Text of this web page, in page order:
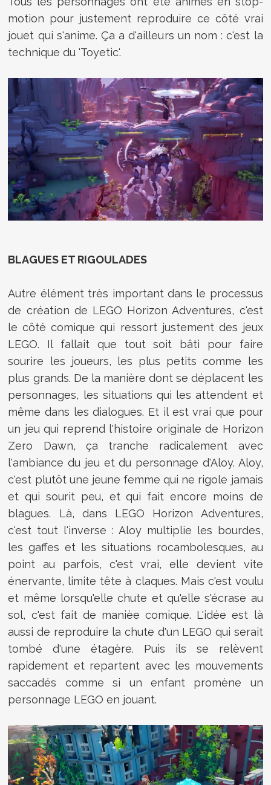
motion pour justement reproduire ce côté vrai
jouet qui s'anime. Ça a d'ailleurs un nom : c'est la
technique du 'Toyetic'.
BLAGUES ET RIGOULADES
Autre élément très important dans le processus
de création de LEGO Horizon Adventures, c'est
le côté comique qui ressort justement des jeux
LEGO. Il fallait que tout soit bâti pour faire
sourire les joueurs, les plus petits comme les
plus grands. De la manière dont se déplacent les
personnages, les situations qui les attendent et
même dans les dialogues. Et il est vrai que pour
un jeu qui reprend l'histoire originale de Horizon
Zero Dawn, ça tranche radicalement avec
l'ambiance du jeu et du personnage d'Aloy. Aloy,
c'est plutôt une jeune femme qui ne rigole jamais
et qui sourit peu, et qui fait encore moins de
blagues. Là, dans LEGO Horizon Adventures,
c'est tout l'inverse : Aloy multiplie les bourdes,
les gaffes et les situations rocambolesques, au
point au parfois, c'est vrai, elle devient vite
énervante, limite tête à claques. Mais c'est voulu
et même lorsqu'elle chute et qu'elle s'écrase au
sol, c'est fait de manièe comique. L'idée est là
aussi de reproduire la chute d'un LEGO qui serait
tombé d'une étagère. Puis ils se relèvent
rapidement et repartent avec les mouvements
saccadés comme si un enfant promène un
personnage LEGO en jouant.